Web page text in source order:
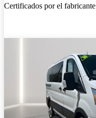
Certificados por el fabricante